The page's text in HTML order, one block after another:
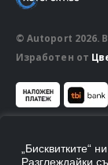
„Бисквитките“
Разглеждайки
© Autoport 2026.
Изработен от